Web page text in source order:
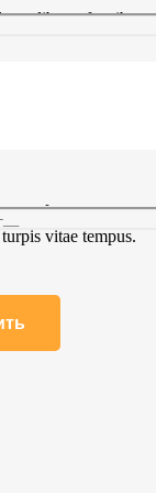
libero, faucibus
eget,
In aliquet, ante sit
mi, sed placerat
lectus ut
Nulla vel
commodo
montes,
sagittis tempor elit,
vitae tempus.